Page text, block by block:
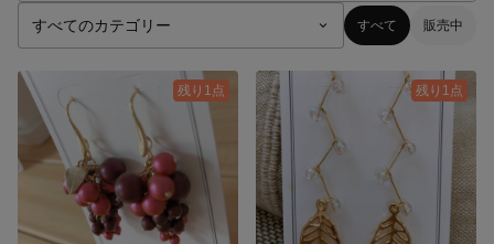
すべて 販売中
残り1点 残り1点